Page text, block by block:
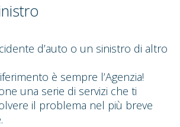
d’auto o un sinistro di altro
è sempre l’Agenzia!
una serie di servizi che ti
il problema nel più breve